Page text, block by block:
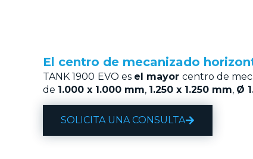
El centro de mecanizado
TANK 1900 EVO es el mayor centro de
de 1.000 x 1.000 mm, 1.250 x 1.250 mm, Ø
SOLICITA UNA CONSULTA